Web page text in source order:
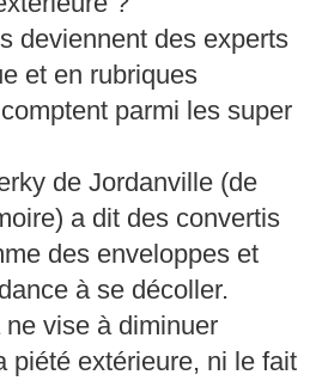
deviennent des experts
et en rubriques
parmi les super
de Jordanville (de
a dit des convertis
des enveloppes et
à se décoller.
vise à diminuer
piété extérieure, ni le fait